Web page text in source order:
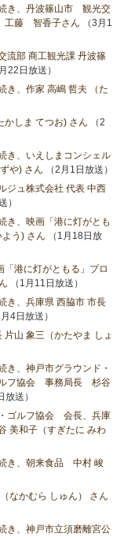
き、丹波篠山市 観光交
工藤 智香子さん （3月1
流部 商工観光課 丹波篠
22日放送）
き、作家 高嶋 哲夫 （た
かしま てつお) さん （2
き、いえしまコンシェル
や) さん （2月1日放送）
ジュ株式会社 代表 中西
）
き、映画「港に灯がとも
う) さん （1月18日放
「港に灯がともる」プロ
（1月11日放送）
き、兵庫県 西脇市 市長
月4日放送）
山 象三（かたやま しょ
き、神戸市グラウンド・
フ協会 事務局長 杉谷
放送）
ゴルフ協会 会長、兵庫
美和子（すぎたに みわ
き、朝来食品 中村 峻
なかむら しゅん） さん
き、神戸市立須磨離宮公